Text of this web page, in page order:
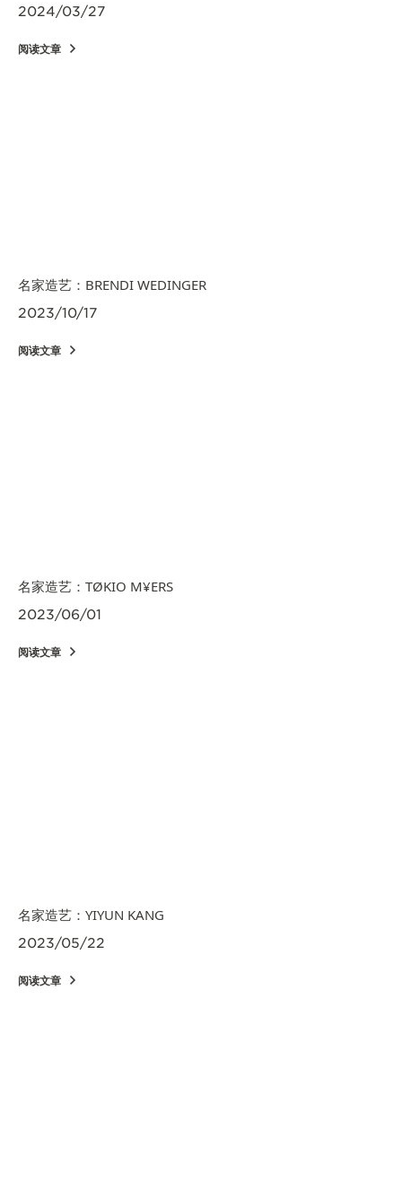
2024/03/27
阅读文章
名家造艺：BRENDI WEDINGER
2023/10/17
阅读文章
名家造艺：TØKIO M¥ERS
2023/06/01
阅读文章
名家造艺：YIYUN KANG
2023/05/22
阅读文章